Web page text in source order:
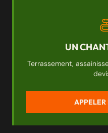
UN
Terrassement,